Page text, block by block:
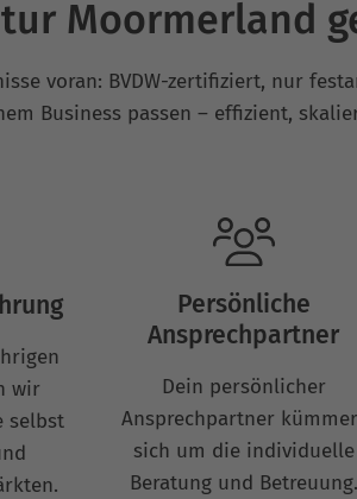
Moormerland
voran: BVDW-zertifiziert, nur
Business passen – effizient,
wir
selbst
Persönliche
Ansprechpartner
Dein persönlicher
Ansprechpartner
sich um die individuelle
Beratung und Betreuung.